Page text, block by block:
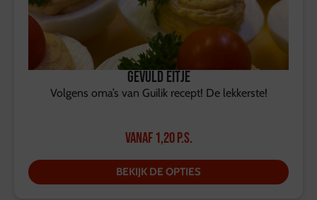
Gevuld eitje
Volgens oma’s van Guilik recept! De lekkerste!
Vanaf1,20p.s.
BEKIJK DE OPTIES